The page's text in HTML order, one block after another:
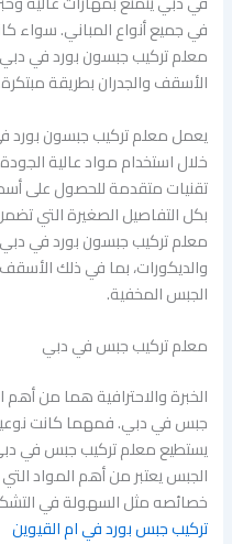
في جميع أنواع المباني. سواء
معلم تركيب جبسون بورد في دبي
الأسقف والجدران بطريقة مبتكرة.
يعمل معلم تركيب جبسون بورد
خلال استخدام مواد عالية
تقنيات متقدمة للحصول على
بكل التفاصيل الصغيرة التي
معلم تركيب جبسون بورد في
والديكورات، بما في ذلك الأسقف
الجبس المخفية.
معلم تركيب جبس في دبي
الخبرة والاحترافية هما من
جبس في دبي. فمهما كانت
يستطيع معلم تركيب جبس في
الجبس يعتبر من أهم المواد
خصائصه مثل السهولة في
تركيب جبس بورد في ام القيوين